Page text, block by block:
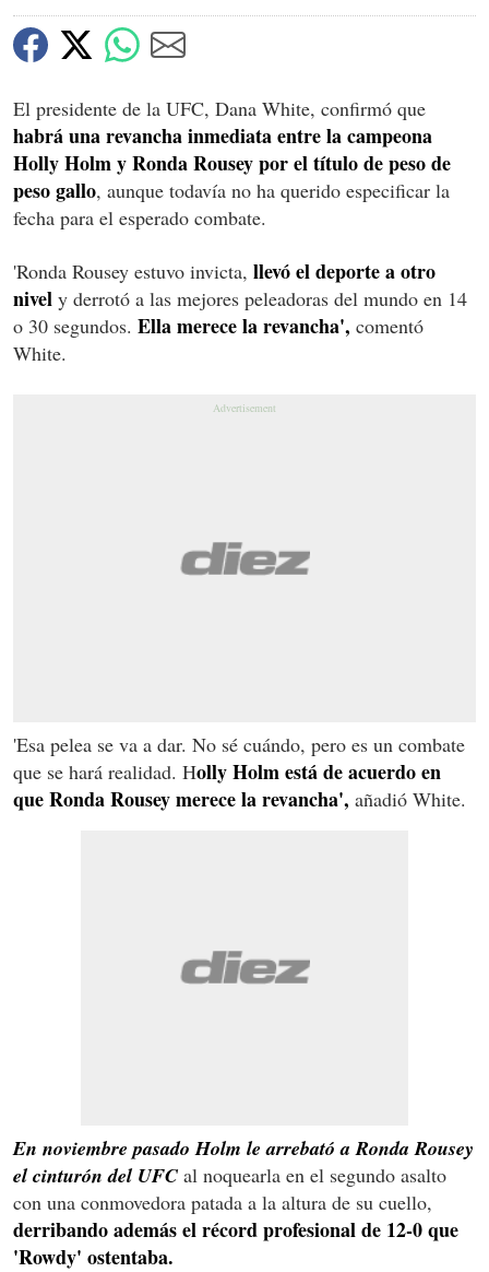
El presidente de la UFC, Dana White, confirmó que
habrá una revancha inmediata entre la campeona
Holly Holm y Ronda Rousey por el título de peso de
peso gallo, aunque todavía no ha querido especificar la
fecha para el esperado combate.
'Ronda Rousey estuvo invicta, llevó el deporte a otro
nivel y derrotó a las mejores peleadoras del mundo en 14
o 30 segundos. Ella merece la revancha', comentó
White.
'Esa pelea se va a dar. No sé cuándo, pero es un combate
que se hará realidad. Holly Holm está de acuerdo en
que Ronda Rousey merece la revancha', añadió White.
En noviembre pasado Holm le arrebató a Ronda Rousey
el cinturón del UFC al noquearla en el segundo asalto
con una conmovedora patada a la altura de su cuello,
derribando además el récord profesional de 12-0 que
'Rowdy' ostentaba.